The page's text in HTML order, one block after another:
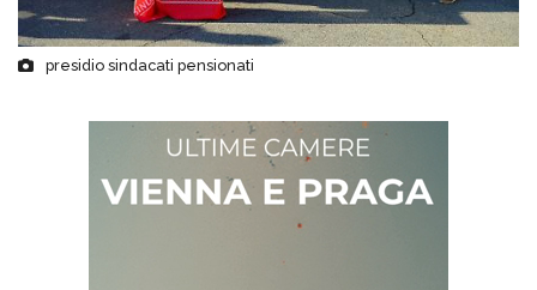
presidio sindacati pensionati